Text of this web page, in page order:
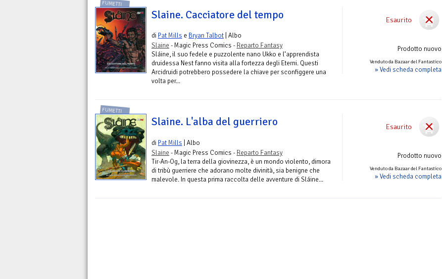
Esaurito
Prodotto nuovo
Venduto da Bazaar del Fantastico
» Vedi scheda completa
FUMETTI
Slaine. Cacciatore del tempo
di Pat Mills e Bryan Talbot | Albo
Slaine - Magic Press Comics - Reparto Fantasy
Sláine, il suo fedele e puzzolente nano Ukko e l’apprendista
druidessa Nest fanno visita alla fortezza degli Eterni. Questi
Arcidruidi potrebbero possedere la chiave per sconfiggere una
volta per...
Esaurito
Prodotto nuovo
Venduto da Bazaar del Fantastico
» Vedi scheda completa
FUMETTI
Slaine. L'alba del guerriero
di Pat Mills | Albo
Slaine - Magic Press Comics - Reparto Fantasy
Tir-An-Og, la terra della giovinezza, è un mondo violento, dimora
di tribù guerriere che adorano molte divinità, sia benigne che
malevole. In questa prima raccolta delle avventure di Sláine...